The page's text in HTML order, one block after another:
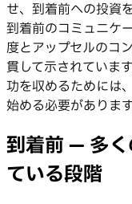
せ、到着前への投資
到着前のコミュニケ
度とアップセルのコ
貫して示されています
功を収めるためには
始める必要があります
到着前 — 多
ている段階